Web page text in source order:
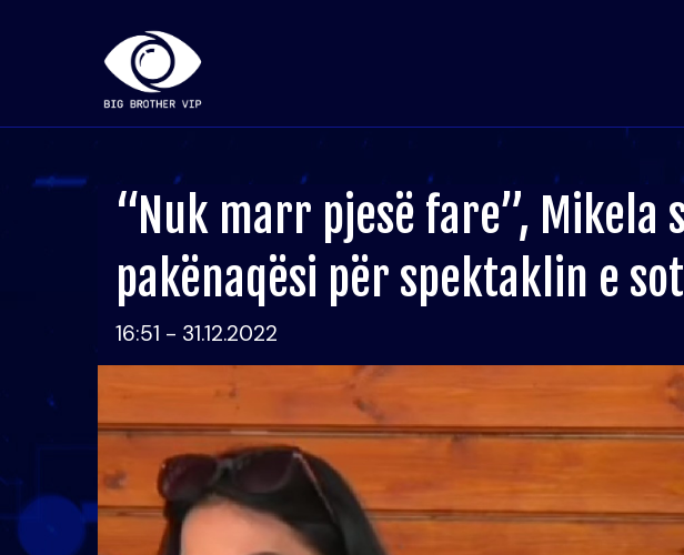
“Nuk marr pjesë fare”, Mikela
pakënaqësi për spektaklin e
16:51 - 31.12.2022